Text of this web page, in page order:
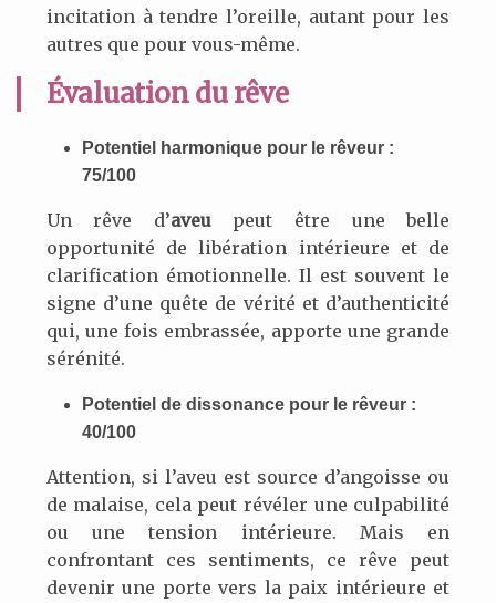
incitation à tendre l’oreille, autant pour les
autres que pour vous-même.
Évaluation du rêve
Potentiel harmonique pour le rêveur :
75/100
Un rêve d’aveupeut être une belle
opportunité de libération intérieure et de
clarification émotionnelle. Il est souvent le
signe d’une quête de vérité et d’authenticité
qui, une fois embrassée, apporte une grande
sérénité.
Potentiel de dissonance pour le rêveur :
40/100
Attention, si l’aveu est source d’angoisse ou
de malaise, cela peut révéler une culpabilité
ou une tension intérieure. Mais en
confrontant ces sentiments, ce rêve peut
devenir une porte vers la paix intérieure et